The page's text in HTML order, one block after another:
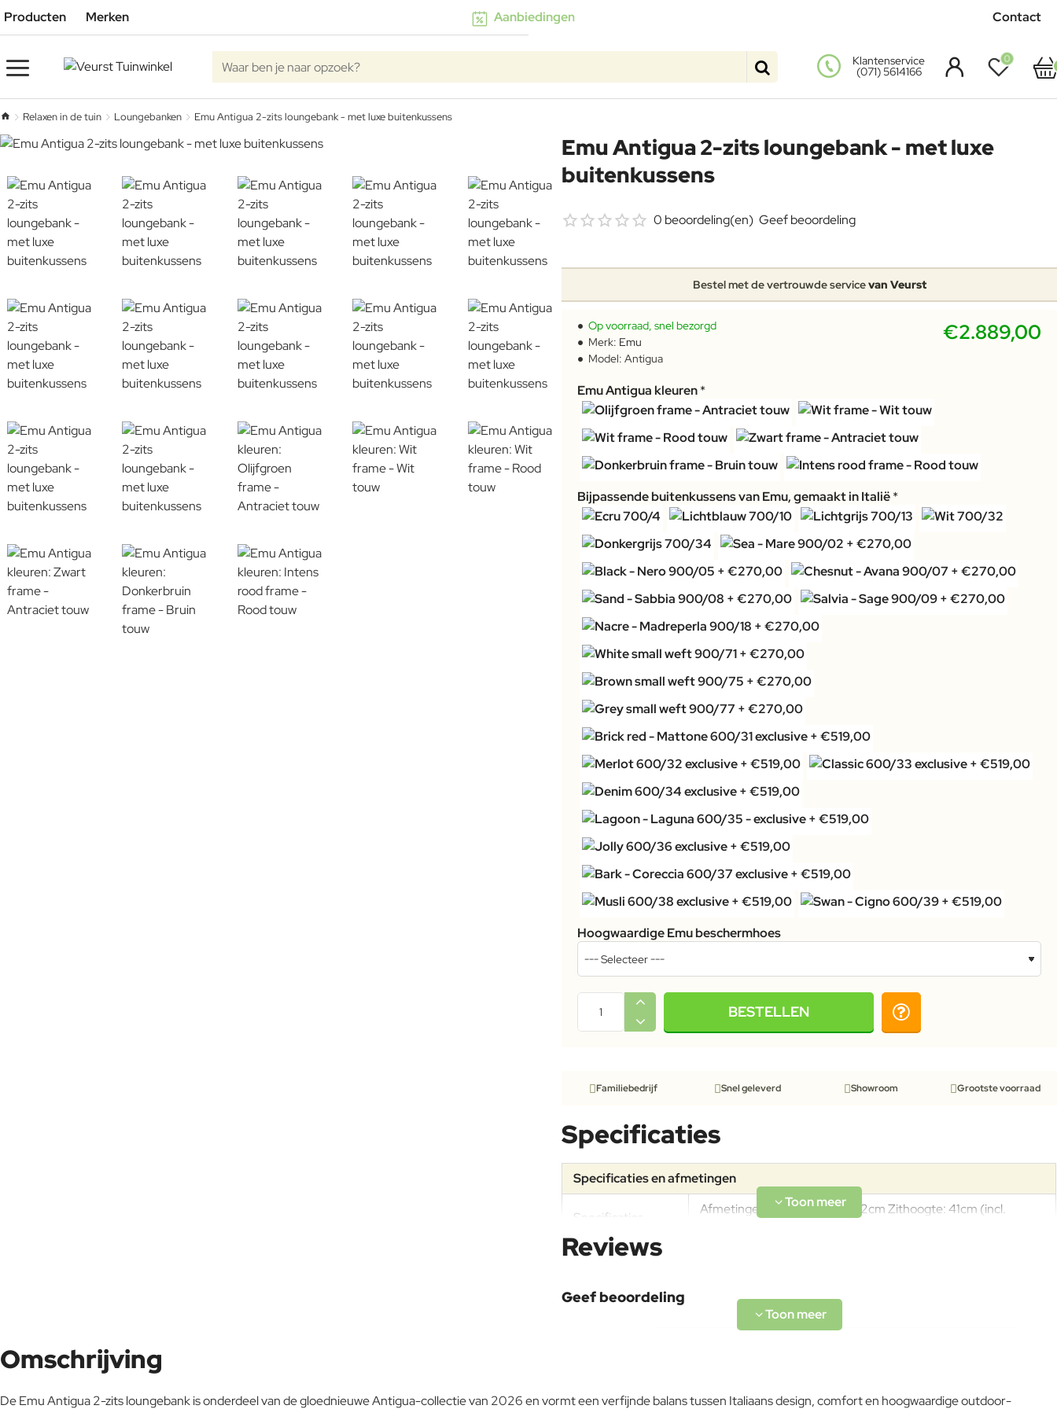
Producten Merken Aanbiedingen Contact
Waar ben je naar opzoek?
Klantenservice
(071) 5614166
0
Relaxen in de tuin Loungebanken Emu Antigua 2-zits loungebank - met luxe buitenkussens
Emu Antigua 2-zits loungebank - met luxe
buitenkussens
Bestel met de vertrouwde servicevan Veurst
0 beoordeling(en) Geef beoordeling
€2.889,00
Op voorraad, snel bezorgd
Merk: Emu
Model: Antigua
Emu Antigua kleuren
Bijpassende buitenkussens van Emu, gemaakt in Italië
Hoogwaardige Emu beschermhoes
BESTELLEN
Familiebedrijf Snel geleverd Showroom Grootste voorraad
Specificaties
Specificaties en afmetingen
Specificaties
Afmetingen: L90 x B164x H82cm Zithoogte: 41cm (incl.
Materiaal
Aluminium
verwerking en gieten, op passende wijze behandeld om de
weersomstandigheden te weerstaan en met poeder gelakt.
raden we aan om het correct en regelmatig te reinigen.
Reviews
Geef beoordeling
Omschrijving
De Emu Antigua 2-zits loungebank is onderdeel van de gloednieuwe Antigua-collectie van 2026 en vormt een verfijnde balans tussen Italiaans design, comfort en hoogwaardige outdoor-